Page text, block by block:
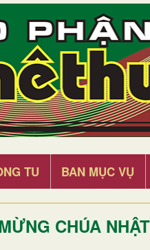
TU BAN MỤC VỤ
CHÚA